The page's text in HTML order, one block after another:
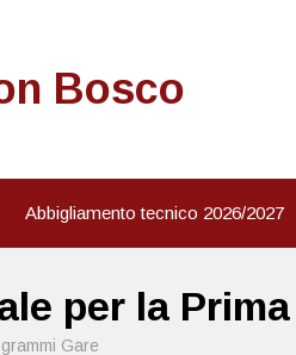
Bosco
Abbigliamento tecnico 2026/2027
per la
Gare